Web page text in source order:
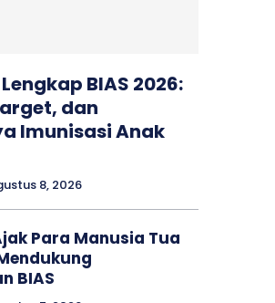
BIAS 2026:
dan
Imunisasi Anak
8, 2026
Para Manusia Tua
BIAS